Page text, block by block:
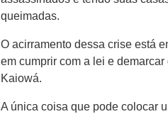
queimadas.
O acirramento dessa crise está
em cumprir com a lei e
Kaiowá.
A única coisa que pode colocar